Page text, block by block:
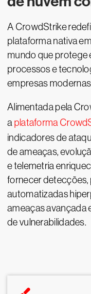
A CrowdStrike
plataforma nativa
mundo que protege
processos e
empresas
Alimentada pela
a plataforma
indicadores de
de ameaças,
e telemetria
fornecer
automatizadas
ameaças avançada
de vulnerabilidades.